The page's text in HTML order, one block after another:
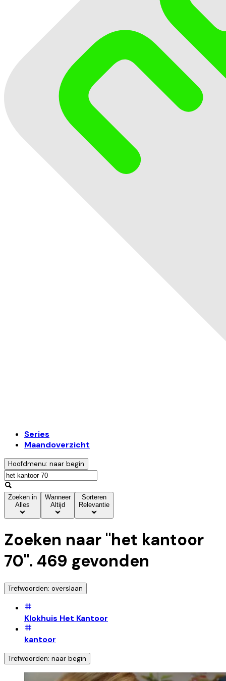
Series
Maandoverzicht
Hoofdmenu: naar begin
Zoeken in
Alles
Wanneer
Altijd
Sorteren
Relevantie
Zoeken naar "het kantoor
70". 469 gevonden
Trefwoorden: overslaan
Klokhuis Het Kantoor
kantoor
Trefwoorden: naar begin